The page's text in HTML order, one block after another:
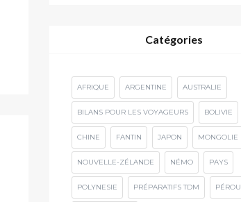
Catégories
AFRIQUE ARGENTINE AUSTRALIE
BILANS POUR LES VOYAGEURS BOLIVIE
CHINE FANTIN JAPON MONGOLIE
NOUVELLE-ZÉLANDE NÉMO PAYS
POLYNESIE PRÉPARATIFS TDM PÉROU